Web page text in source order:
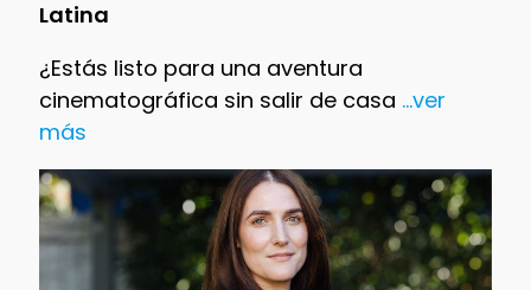
Latina
¿Estás listo para una aventura
cinematográfica sin salir de casa ...ver
más